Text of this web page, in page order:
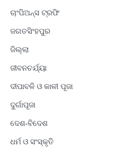
ଚାଂପିଅନ୍ସ ଟ୍ରଫି
ଜଗତସିଂହପୁର
ଜିଲ୍ଲା
ଜୀବନଚର୍ଯ୍ୟା
ଦୀପାବଳି ଓ କାଳୀ ପୂଜା
ଦୁର୍ଗାପୂଜା
ଦେଶ-ବିଦେଶ
ଧର୍ମ ଓ ସଂସ୍କୃତି